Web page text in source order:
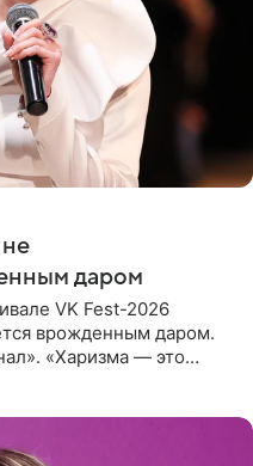
не
даром
VK Fest-2026
врожденным даром.
«Харизма — это